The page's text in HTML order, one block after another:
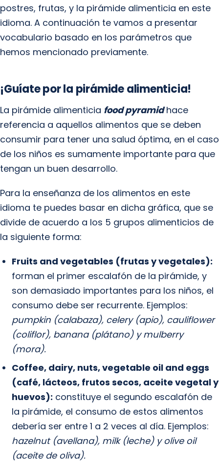
postres, frutas, y la pirámide alimenticia en este
idioma. A continuación te vamos a presentar
vocabulario basado en los parámetros que
hemos mencionado previamente.
¡Guíate por la pirámide alimenticia!
La pirámide alimenticia food pyramidhace
referencia a aquellos alimentos que se deben
consumir para tener una salud óptima, en el caso
de los niños es sumamente importante para que
tengan un buen desarrollo.
Para la enseñanza de los alimentos en este
idioma te puedes basar en dicha gráfica, que se
divide de acuerdo a los 5 grupos alimenticios de
la siguiente forma:
Fruits and vegetables (frutas y vegetales):
forman el primer escalafón de la pirámide, y
son demasiado importantes para los niños, el
consumo debe ser recurrente. Ejemplos:
pumpkin (calabaza), celery (apio), cauliflower
(coliflor), banana (plátano) y mulberry
(mora).
Coffee, dairy, nuts, vegetable oil and eggs
(café, lácteos, frutos secos, aceite vegetal y
huevos): constituye el segundo escalafón de
la pirámide, el consumo de estos alimentos
debería ser entre 1 a 2 veces al día. Ejemplos:
hazelnut (avellana), milk (leche) y olive oil
(aceite de oliva).